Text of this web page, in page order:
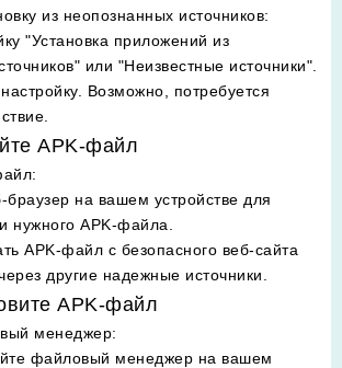
из неопознанных источников:
"Установка приложений из
или "Неизвестные источники".
Возможно, потребуется
APK-файл
:
браузер на вашем устройстве для
нужного APK-файла.
APK-файл с безопасного веб-сайта
другие надежные источники.
APK-файл
менеджер:
файловый менеджер на вашем